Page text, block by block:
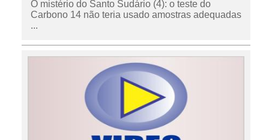
O mistério do Santo Sudário (4): o teste do
Carbono 14 não teria usado amostras adequadas
...